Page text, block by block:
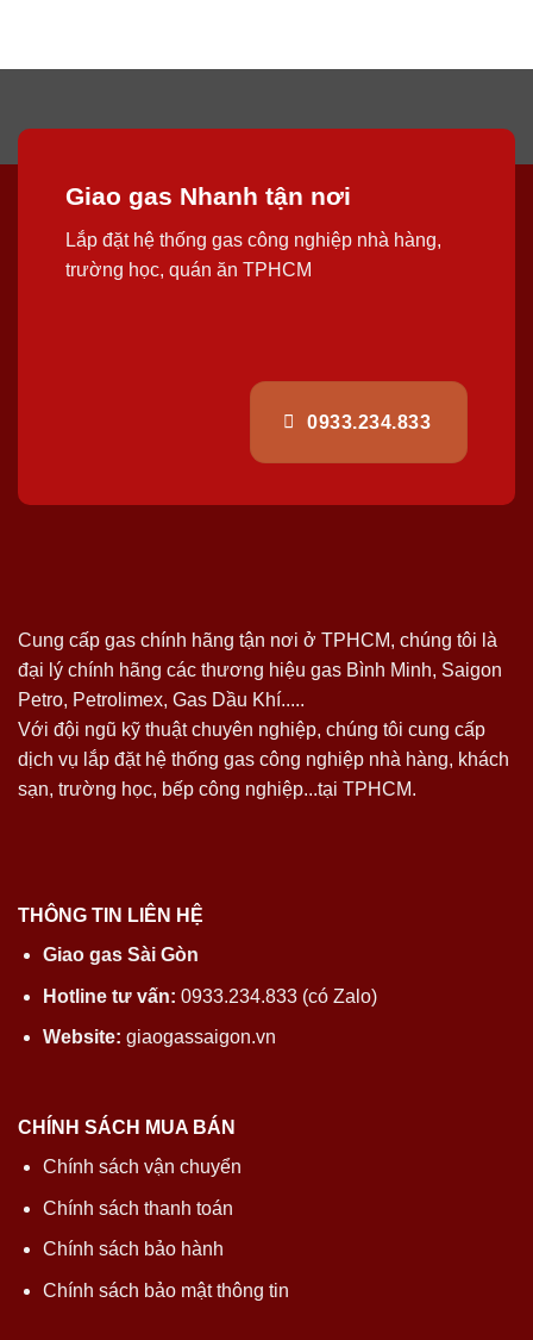
Giao gas Nhanh tận nơi
Lắp đặt hệ thống gas công nghiệp nhà hàng,
trường học, quán ăn TPHCM
0933.234.833
Cung cấp gas chính hãng tận nơi ở TPHCM, chúng tôi là
đại lý chính hãng các thương hiệu gas Bình Minh, Saigon
Petro, Petrolimex, Gas Dầu Khí.....
Với đội ngũ kỹ thuật chuyên nghiệp, chúng tôi cung cấp
dịch vụ lắp đặt hệ thống gas công nghiệp nhà hàng, khách
sạn, trường học, bếp công nghiệp...tại TPHCM.
THÔNG TIN LIÊN HỆ
Giao gas Sài Gòn
Hotline tư vấn: 0933.234.833 (có Zalo)
Website: giaogassaigon.vn
CHÍNH SÁCH MUA BÁN
Chính sách vận chuyển
Chính sách thanh toán
Chính sách bảo hành
Chính sách bảo mật thông tin